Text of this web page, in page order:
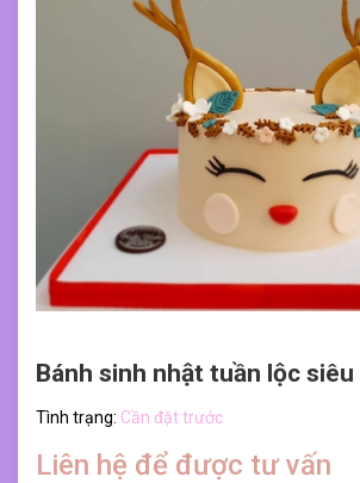
Bánh sinh nhật tuần lộc
Tình trạng: Cần đặt trước
Liên hệ để được tư vấn